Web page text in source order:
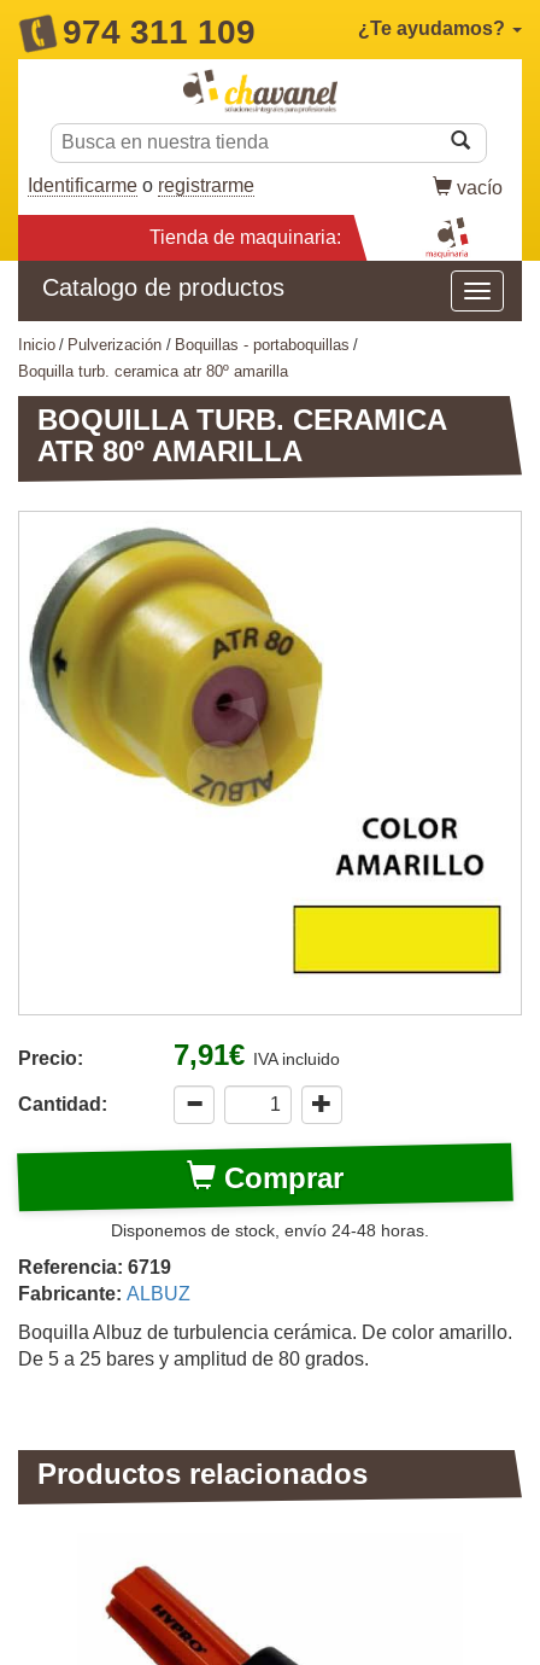
974 311 109 ¿Te ayudamos?
Identificarme o registrarme vacío
Tienda de maquinaria:
Catalogo de productos
inicio pulverización
boquillas - portaboquillas
boquilla turb. ceramica atr 80º amarilla
BOQUILLA TURB. CERAMICA
ATR 80º AMARILLA
Precio: 7,91€ IVA incluido
Cantidad:
Comprar
Disponemos de stock, envío 24-48 horas.
Referencia: 6719
Fabricante: ALBUZ
Boquilla Albuz de turbulencia cerámica. De color amarillo.
De 5 a 25 bares y amplitud de 80 grados.
Productos relacionados